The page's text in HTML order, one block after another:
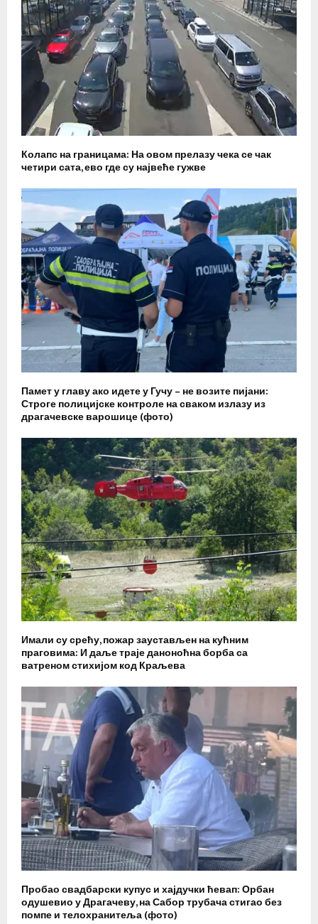
Колапс на границама: На овом прелазу чека се чак
четири сата, ево где су највеће гужве
Памет у главу ако идете у Гучу – не возите пијани:
Строге полицијске контроле на сваком излазу из
драгачевске варошице (фото)
Имали су срећу, пожар заустављен на кућним
праговима: И даље траје даноноћна борба са
ватреном стихијом код Краљева
Пробао свадбарски купус и хајдучки ћевап: Орбан
одушевио у Драгачеву, на Сабор трубача стигао без
помпе и телохранитеља (фото)